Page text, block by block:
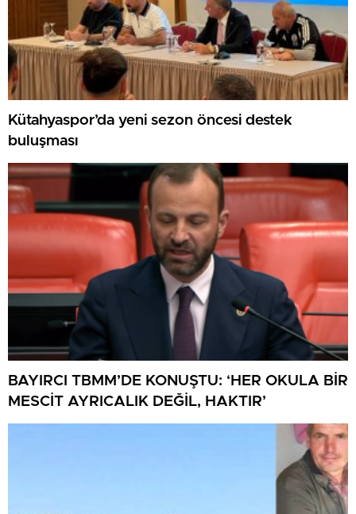
Kütahyaspor’da yeni sezon öncesi destek
buluşması
BAYIRCI TBMM’DE KONUŞTU: ‘HER OKULA BİR
MESCİT AYRICALIK DEĞİL, HAKTIR’